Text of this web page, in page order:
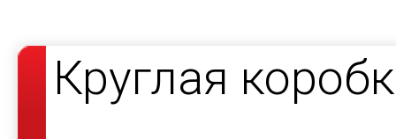
Круглая